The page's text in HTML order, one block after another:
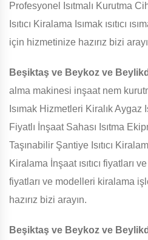
Profesyonel Isıtmalı Kurutma
Isıtıcı Kiralama Isımak ısıtıcı
için hizmetinize hazırız bizi
Beşiktaş ve Beykoz ve
alma makinesi inşaat nem
Isımak Hizmetleri Kiralık Aygaz
Fiyatlı İnşaat Sahası Isıtma
Taşınabilir Şantiye Isıtıcı
Kiralama İnşaat ısıtıcı fiyatları
fiyatları ve modelleri kiralama
hazırız bizi arayın.
Beşiktaş ve Beykoz ve